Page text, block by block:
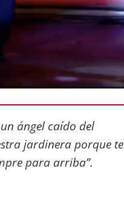
ángel caído del
jardinera porque te
para arriba”.